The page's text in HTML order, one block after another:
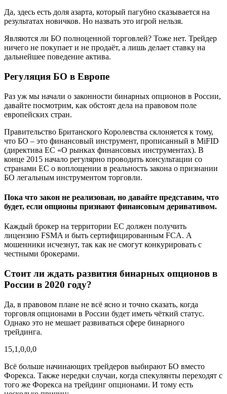
Да, здесь есть доля азарта, который пагубно сказывается на
результатах новичков. Но назвать это игрой нельзя.
Являются ли БО полноценной торговлей? Тоже нет. Трейдер
ничего не покупает и не продаёт, а лишь делает ставку на
дальнейшее поведение актива.
Регуляция БО в Европе
Раз уж мы начали о законности бинарных опционов в России,
давайте посмотрим, как обстоят дела на правовом поле
европейских стран.
Правительство Британского Королевства склоняется к тому,
что БО – это финансовый инструмент, прописанный в MiFID
(директива ЕС «О рынках финансовых инструментах). В
конце 2015 начало регулярно проводить консультации со
странами ЕС о воплощении в реальность закона о признании
БО легальным инструментом торговли.
Пока что закон не реализован, но давайте представим, что
будет, если опционы признают финансовым деривативом.
Каждый брокер на территории ЕС должен получить
лицензию FSMA и быть сертифицированным FCA. А
мошенники исчезнут, так как не смогут конкурировать с
честными брокерами.
Стоит ли ждать развития бинарных опционов в
России в 2020 году?
Да, в правовом плане не всё ясно и точно сказать, когда
торговля опционами в России будет иметь чёткий статус.
Однако это не мешает развиваться сфере бинарного
трейдинга.
15,1,0,0,0
Всё больше начинающих трейдеров выбирают БО вместо
Форекса. Также нередки случаи, когда спекулянты переходят с
того же Форекса на трейдинг опционами. И тому есть